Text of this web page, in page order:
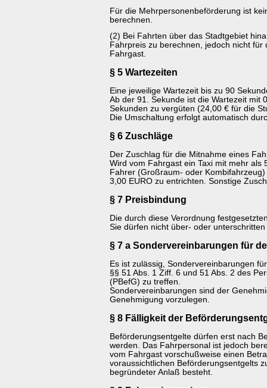
Für die Mehrpersonenbeförderung ist
berechnen.
(2) Bei Fahrten über das Stadtgebiet
Fahrpreis zu berechnen, jedoch nicht für
Fahrgast.
§ 5 Wartezeiten
Eine jeweilige Wartezeit bis zu 90
Ab der 91. Sekunde ist die Wartezeit mit
Sekunden zu vergüten (24,00 € für die
Die Umschaltung erfolgt automatisch
§ 6 Zuschläge
Der Zuschlag für die Mitnahme eines
Wird vom Fahrgast ein Taxi mit mehr als
Fahrer (Großraum- oder
3,00 EURO zu entrichten. Sonstige
§ 7 Preisbindung
Die durch diese Verordnung
Sie dürfen nicht über- oder
§ 7 a Sondervereinbarungen für
Es ist zulässig, Sondervereinbarungen
§§ 51 Abs. 1 Ziff. 6 und 51 Abs. 2 des
(PBefG) zu treffen.
Sondervereinbarungen sind der
Genehmigung vorzulegen.
§ 8 Fälligkeit der
Beförderungsentgelte dürfen erst nach
werden. Das Fahrpersonal ist jedoch
vom Fahrgast vorschußweise einen
voraussichtlichen Beförderungsentgelts
begründeter Anlaß besteht.